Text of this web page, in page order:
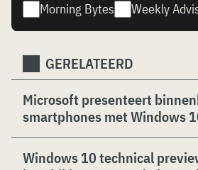
Morning Bytes Weekly
GERELATEERD
Microsoft presenteert
smartphones met Windows
Windows 10 technical